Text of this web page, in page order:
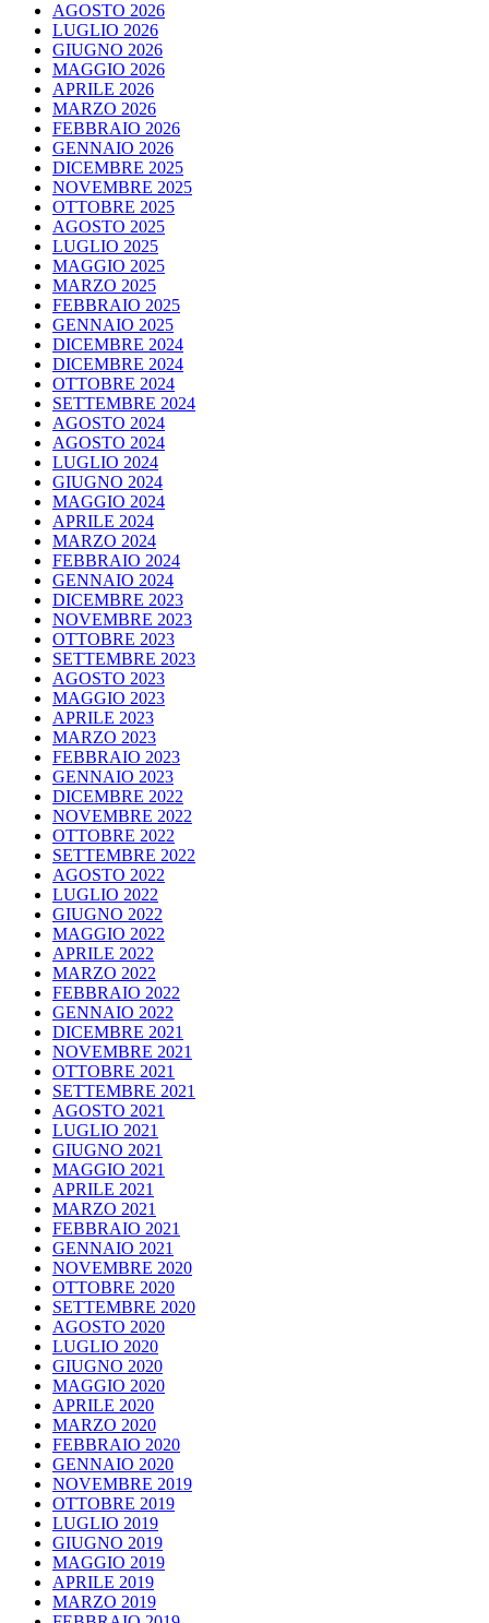
AGOSTO 2026
LUGLIO 2026
GIUGNO 2026
MAGGIO 2026
APRILE 2026
MARZO 2026
FEBBRAIO 2026
GENNAIO 2026
DICEMBRE 2025
NOVEMBRE 2025
OTTOBRE 2025
AGOSTO 2025
LUGLIO 2025
MAGGIO 2025
MARZO 2025
FEBBRAIO 2025
GENNAIO 2025
DICEMBRE 2024
DICEMBRE 2024
OTTOBRE 2024
SETTEMBRE 2024
AGOSTO 2024
AGOSTO 2024
LUGLIO 2024
GIUGNO 2024
MAGGIO 2024
APRILE 2024
MARZO 2024
FEBBRAIO 2024
GENNAIO 2024
DICEMBRE 2023
NOVEMBRE 2023
OTTOBRE 2023
SETTEMBRE 2023
AGOSTO 2023
MAGGIO 2023
APRILE 2023
MARZO 2023
FEBBRAIO 2023
GENNAIO 2023
DICEMBRE 2022
NOVEMBRE 2022
OTTOBRE 2022
SETTEMBRE 2022
AGOSTO 2022
LUGLIO 2022
GIUGNO 2022
MAGGIO 2022
APRILE 2022
MARZO 2022
FEBBRAIO 2022
GENNAIO 2022
DICEMBRE 2021
NOVEMBRE 2021
OTTOBRE 2021
SETTEMBRE 2021
AGOSTO 2021
LUGLIO 2021
GIUGNO 2021
MAGGIO 2021
APRILE 2021
MARZO 2021
FEBBRAIO 2021
GENNAIO 2021
NOVEMBRE 2020
OTTOBRE 2020
SETTEMBRE 2020
AGOSTO 2020
LUGLIO 2020
GIUGNO 2020
MAGGIO 2020
APRILE 2020
MARZO 2020
FEBBRAIO 2020
GENNAIO 2020
NOVEMBRE 2019
OTTOBRE 2019
LUGLIO 2019
GIUGNO 2019
MAGGIO 2019
APRILE 2019
MARZO 2019